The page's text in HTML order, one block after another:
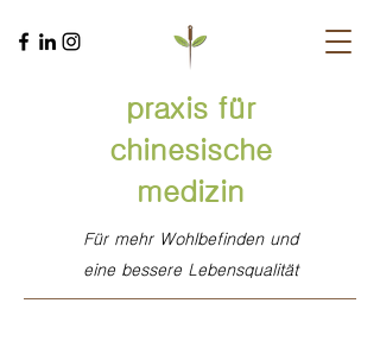
praxis für
chinesische
medizin
Für mehr Wohlbefinden und
eine bessere Lebensqualität